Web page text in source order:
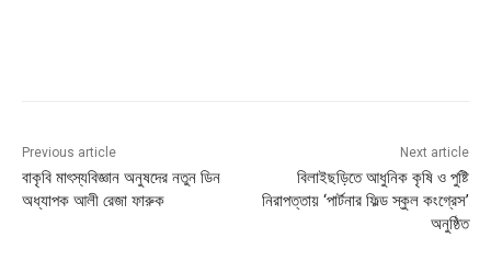
Previous article
বাকৃবি মাৎস্যবিজ্ঞান অনুষদের নতুন ডিন
অধ্যাপক আলী রেজা ফারুক
Next article
বিলাইছড়িতে আধুনিক কৃষি ও পুষ্টি
নিরাপত্তায় ‘পার্টনার ফিল্ড স্কুল কংগ্রেস’
অনুষ্ঠিত